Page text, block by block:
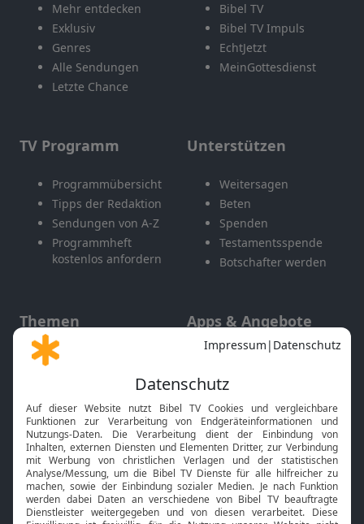
Mehr entdecken
Exklusiv
Genres
Alle Sendungen
Letzte Chance
Bibel TV
Bibel TV Impuls
EchtJetzt
MeinGottesdienst
TV Programm
Programmübersicht
Tipps der Redaktion
Sendungen von A-Z
Programmheft
kostenlos anfordern
Unterstützen
Weitersagen
Beten
Spenden
Testamentsspende
Botschafter werden
Themen
Gott und Bibel erklärt
Neuigkeiten
Apps & Angebote
Mobile App
Smart TV
HbbTV
Bibelthek Online-Bibel
Nächster Gottesdienst